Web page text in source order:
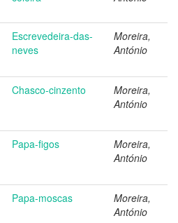
Escrevedeira-das-
neves
Moreira,
António
Chasco-cinzento
Moreira,
António
Papa-figos
Moreira,
António
Papa-moscas
Moreira,
António